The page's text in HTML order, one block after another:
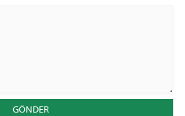
GÖNDER